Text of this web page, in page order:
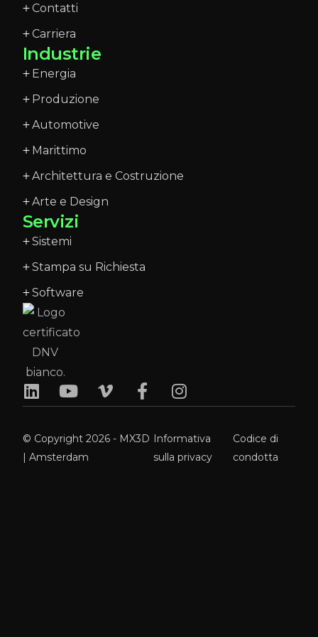
Contatti
Carriera
Industrie
Energia
Produzione
Automotive
Marittimo
Architettura e Costruzione
Arte e Design
Servizi
Sistemi
Stampa su Richiesta
Software
© Copyright 2026 - MX3D
| Amsterdam
Informativa
sulla privacy
Codice di
condotta